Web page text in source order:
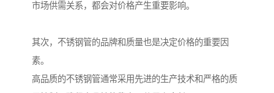
市场供需关系，都会对价格产生重要影响。
其次，不锈钢管的品牌和质量也是决定价格的重要因
素。
高品质的不锈钢管通常采用先进的生产技术和严格的质